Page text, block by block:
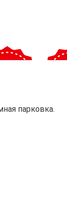
парковка.